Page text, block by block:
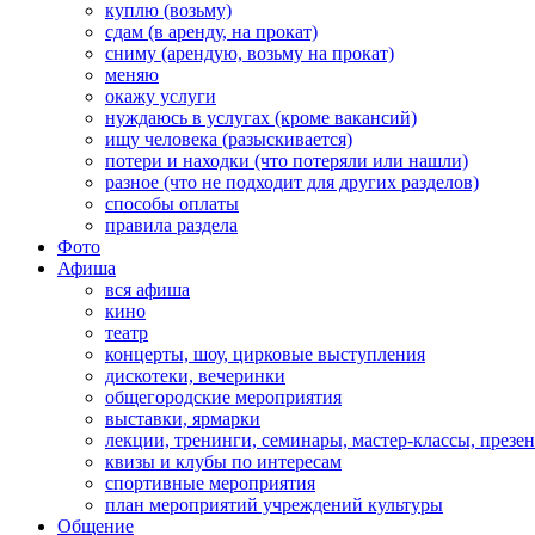
куплю (возьму)
сдам (в аренду, на прокат)
сниму (арендую, возьму на прокат)
меняю
окажу услуги
нуждаюсь в услугах (кроме вакансий)
ищу человека (разыскивается)
потери и находки (что потеряли или нашли)
разное (что не подходит для других разделов)
способы оплаты
правила раздела
Фото
Афиша
вся афиша
кино
театр
концерты, шоу, цирковые выступления
дискотеки, вечеринки
общегородские мероприятия
выставки, ярмарки
лекции, тренинги, семинары, мастер-классы,
квизы и клубы по интересам
спортивные мероприятия
план мероприятий учреждений культуры
Общение